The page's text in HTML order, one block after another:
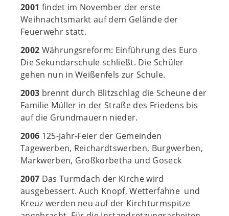
2001 findet im November der erste
Weihnachtsmarkt auf dem Gelände der
Feuerwehr statt.
2002 Währungsreform: Einführung des Euro
Die Sekundarschule schließt. Die Schüler
gehen nun in Weißenfels zur Schule.
2003 brennt durch Blitzschlag die Scheune der
Familie Müller in der Straße des Friedens bis
auf die Grundmauern nieder.
2006 125-Jahr-Feier der Gemeinden
Tagewerben, Reichardtswerben, Burgwerben,
Markwerben, Großkorbetha und Goseck
2007 Das Turmdach der Kirche wird
ausgebessert. Auch Knopf, Wetterfahne und
Kreuz werden neu auf der Kirchturmspitze